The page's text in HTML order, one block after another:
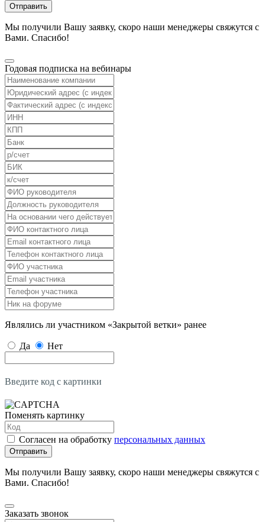
Отправить
Мы получили Вашу заявку, скоро наши менеджеры свяжутся с
Вами. Спасибо!
Годовая подписка на вебинары
Являлись ли участником «Закрытой ветки» ранее
Да Нет
Введите код с картинки
Поменять картинку
Согласен на обработку персональных данных
Отправить
Мы получили Вашу заявку, скоро наши менеджеры свяжутся с
Вами. Спасибо!
Заказать звонок